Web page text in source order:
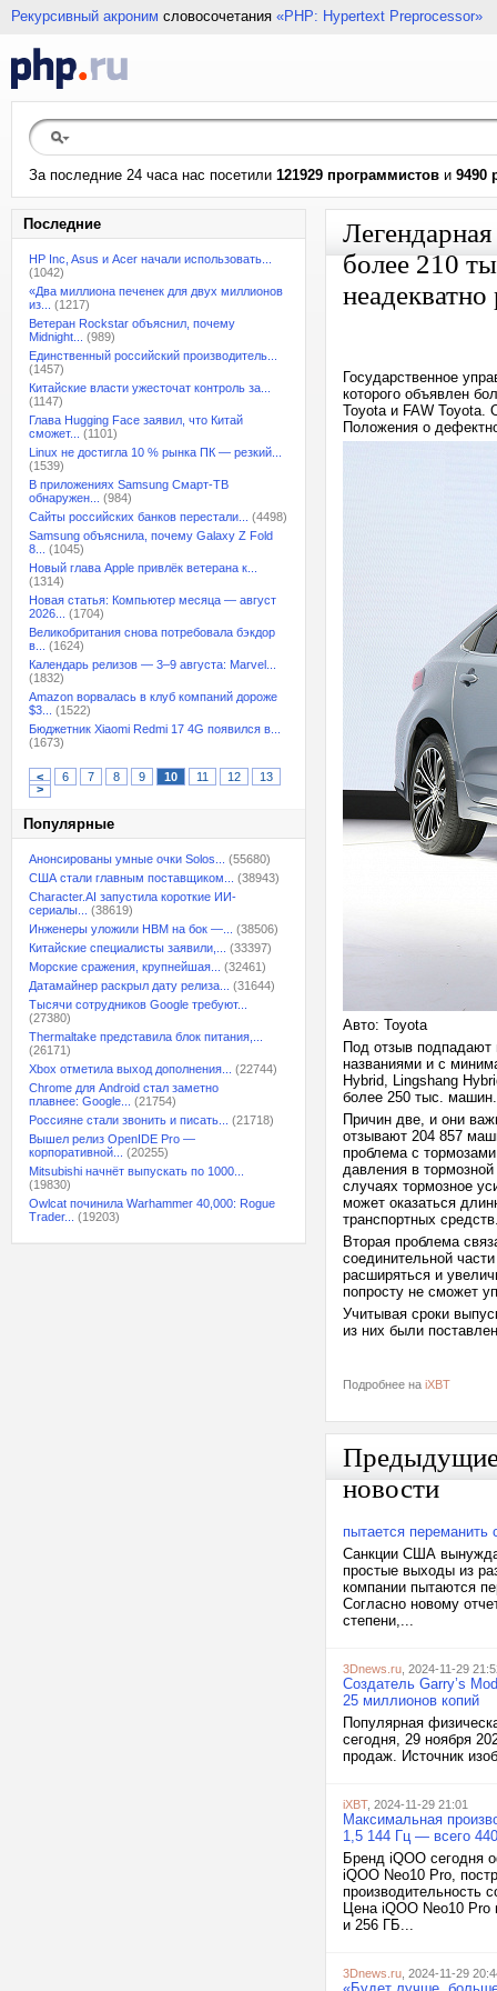
Рекурсивный акроним словосочетания «PHP: Hypertext Preprocessor»
За последние 24 часа нас посетили 121929 программистов и 9490
Последние
HP Inc, Asus и Acer начали использовать...
(1042)
«Два миллиона печенек для двух миллионов
из...
(1217)
Ветеран Rockstar объяснил, почему
Midnight...
(989)
Единственный российский производитель...
(1457)
Китайские власти ужесточат контроль за...
(1147)
Глава Hugging Face заявил, что Китай
сможет...
(1101)
Linux не достигла 10 % рынка ПК — резкий...
(1539)
В приложениях Samsung Смарт-ТВ
обнаружен...
(984)
Сайты российских банков перестали...
(4498)
Samsung объяснила, почему Galaxy Z Fold
8...
(1045)
Новый глава Apple привлёк ветерана к...
(1314)
Новая статья: Компьютер месяца — август
2026...
(1704)
Великобритания снова потребовала бэкдор
в...
(1624)
Календарь релизов — 3–9 августа: Marvel...
(1832)
Amazon ворвалась в клуб компаний дороже
$3...
(1522)
Бюджетник Xiaomi Redmi 17 4G появился в...
(1673)
< 6 7 8 9 10 11 12
13
>
Популярные
Анонсированы умные очки Solos...
(55680)
США стали главным поставщиком...
(38943)
Character.AI запустила короткие ИИ-
сериалы...
(38619)
Инженеры уложили HBM на бок —...
(38506)
Китайские специалисты заявили,...
(33397)
Морские сражения, крупнейшая...
(32461)
Датамайнер раскрыл дату релиза...
(31644)
Тысячи сотрудников Google требуют...
(27380)
Thermaltake представила блок питания,...
(26171)
Xbox отметила выход дополнения...
(22744)
Chrome для Android стал заметно
плавнее: Google...
(21754)
Россияне стали звонить и писать...
(21718)
Вышел релиз OpenIDE Pro —
корпоративной...
(20255)
Mitsubishi начнёт выпускать по 1000...
(19830)
Owlcat починила Warhammer 40,000: Rogue
Trader...
(19203)
более 210
Государственное
которого объявлен
Toyota и FAW Toyota.
Положения о
Авто: Toyota
Под отзыв подпадают
названиями и с
Hybrid, Lingshang
более 250 тыс. машин.
Причин две, и они
отзывают 204 857
проблема с
давления в
случаях тормозное
может оказаться
транспортных
Вторая проблема
соединительной
расширяться и
попросту не сможет
Учитывая сроки
из них были
Подробнее на iXBT
новости
пытается переманить
Санкции США
простые выходы из
компании пытаются
Согласно новому
степени,...
3Dnews.ru , 2024-11-29
Создатель Garry’s
25 миллионов копий
Популярная
сегодня, 29 ноября
продаж. Источник
iXBT, 2024-11-29 21:01
Максимальная
1,5 144 Гц — всего
Бренд iQOO сегодня
iQOO Neo10 Pro,
производительность
Цена iQOO Neo10
и 256 ГБ...
3Dnews.ru , 2024-11-29